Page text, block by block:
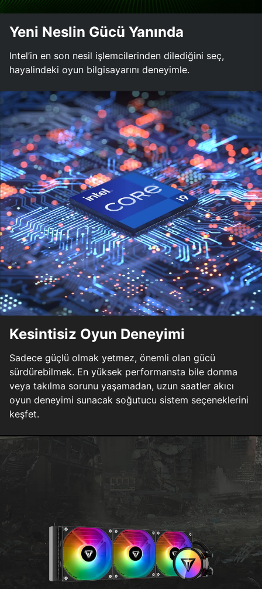
Yeni Neslin Gücü Yanında
Intel’in en son nesil işlemcilerinden dilediğini seç,
hayalindeki oyun bilgisayarını deneyimle.
Kesintisiz Oyun Deneyimi
Sadece güçlü olmak yetmez, önemli olan gücü
sürdürebilmek. En yüksek performansta bile donma
veya takılma sorunu yaşamadan, uzun saatler akıcı
oyun deneyimi sunacak soğutucu sistem seçeneklerini
keşfet.